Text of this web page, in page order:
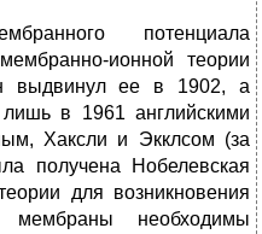
потенциала
ионной теории
выдвинул ее в 1902, а
в 1961 английскими
Хаксли и Экклсом (за
получена Нобелевская
для возникновения
мембраны необходимы